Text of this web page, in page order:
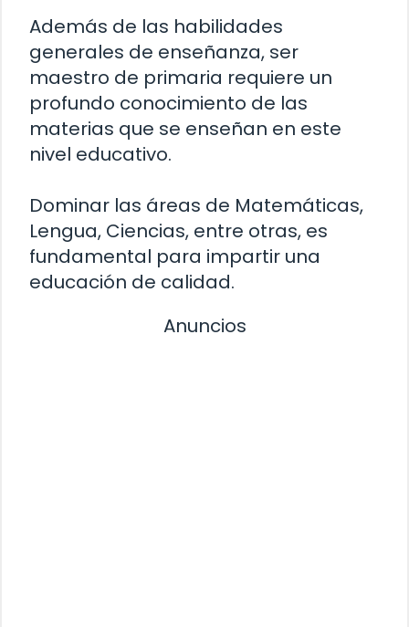
Además de las habilidades
generales de enseñanza, ser
maestro de primaria requiere un
profundo conocimiento de las
materias que se enseñan en este
nivel educativo.
Dominar las áreas de Matemáticas,
Lengua, Ciencias, entre otras, es
fundamental para impartir una
educación de calidad.
Anuncios